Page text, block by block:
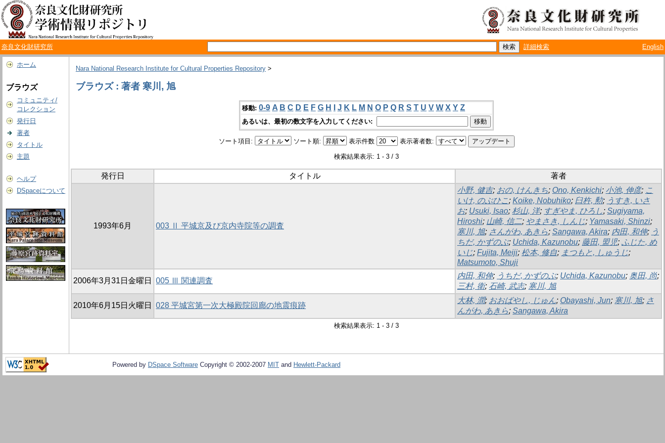
奈良文化財研究所 詳細検索 English
ホーム
ブラウズ
コミュニティ/
コレクション
発行日
著者
タイトル
主題
ヘルプ
DSpaceについて
Nara National Research Institute for Cultural Properties Repository >
ブラウズ : 著者 寒川, 旭
移動: 0-9 A B C D E F G H J K L M N O P Q R S T U V W X Y Z
あるいは、最初の数文字を入力してください:
ソート項目: ソート順: 表示件数 表示著者数:
検索結果表示: 1 - 3 / 3
発行日 タイトル 著者
1993年6月 003 Ⅱ 平城京及び京内寺院等の調査
小野, 健吉; おの, けんきち; Ono, Kenkichi; 小池, 伸彦; こ
いけ, のぶひこ; Koike, Nobuhiko; 臼杵, 勲; うすき, いさ
お; Usuki, Isao; 杉山, 洋; すぎやま, ひろし; Sugiyama,
Hiroshi; 山崎, 信二; やまさき, しんじ; Yamasaki, Shinzi;
寒川, 旭; さんがわ, あきら; Sangawa, Akira; 内田, 和伸; う
ちだ, かずのぶ; Uchida, Kazunobu; 藤田, 盟児; ふじた, め
いじ; Fujita, Meiji; 松本, 修自; まつもと, しゅうじ;
Matsumoto, Shuji
2006年3月31日金曜日 005 Ⅲ 関連調査
内田, 和伸; うちだ, かずのぶ; Uchida, Kazunobu; 奥田, 尚;
三村, 衛; 石崎, 武志; 寒川, 旭
2010年6月15日火曜日 028 平城宮第一次大極殿院回廊の地震痕跡
大林, 潤; おおばやし, じゅん; Obayashi, Jun; 寒川, 旭; さ
んがわ, あきら; Sangawa, Akira
検索結果表示: 1 - 3 / 3
Powered by DSpace Software Copyright © 2002-2007 MIT and Hewlett-Packard